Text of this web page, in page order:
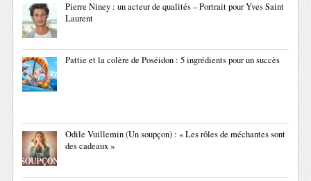
Pierre Niney : un acteur de qualités – Portrait pour Yves Saint
Laurent
Pattie et la colère de Poséidon : 5 ingrédients pour un succès
Odile Vuillemin (Un soupçon) : « Les rôles de méchantes sont
des cadeaux »